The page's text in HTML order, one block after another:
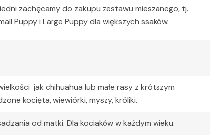
zachęcamy do zakupu zestawu mieszanego, tj.
Puppy i Large Puppy dla większych ssaków.
jak chihuahua lub małe rasy z krótszym
kocięta, wiewiórki, myszy, króliki.
od matki. Dla kociaków w każdym wieku.